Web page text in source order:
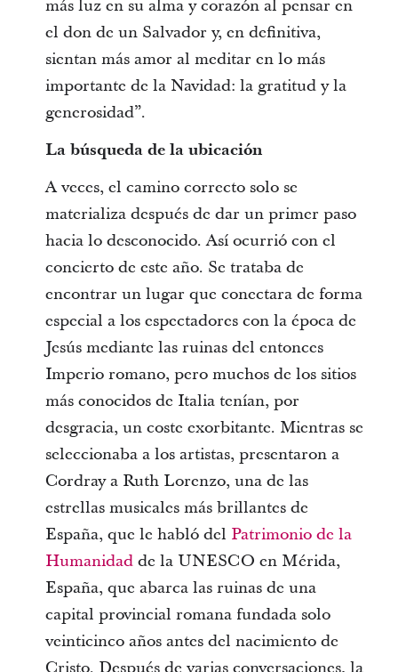
más luz en su alma y corazón al pensar en
el don de un Salvador y, en definitiva,
sientan más amor al meditar en lo más
importante de la Navidad: la gratitud y la
generosidad”.
La búsqueda de la ubicación
A veces, el camino correcto solo se
materializa después de dar un primer paso
hacia lo desconocido. Así ocurrió con el
concierto de este año. Se trataba de
encontrar un lugar que conectara de forma
especial a los espectadores con la época de
Jesús mediante las ruinas del entonces
Imperio romano, pero muchos de los sitios
más conocidos de Italia tenían, por
desgracia, un coste exorbitante. Mientras se
seleccionaba a los artistas, presentaron a
Cordray a Ruth Lorenzo, una de las
estrellas musicales más brillantes de
España, que le habló del Patrimonio de la
Humanidadde la UNESCO en Mérida,
España, que abarca las ruinas de una
capital provincial romana fundada solo
veinticinco años antes del nacimiento de